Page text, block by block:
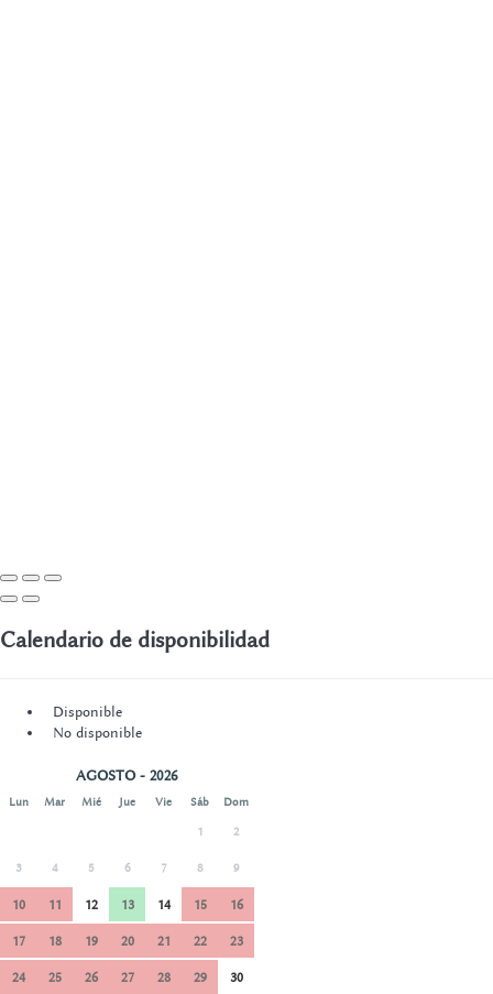
Calendario de disponibilidad
Disponible
No disponible
AGOSTO - 2026
Lun Mar Mié Jue Vie Sáb Dom
1 2
3 4 5 6 7 8 9
10 11 12 13 14 15 16
17 18 19 20 21 22 23
24 25 26 27 28 29 30